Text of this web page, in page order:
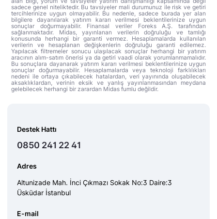
sadece genel niteliktedir. Bu tavsiyeler mali durumunuz ile risk ve getiri
tercihlerinize uygun olmayabilir. Bu nedenle, sadece burada yer alan
bilgilere dayanılarak yatırım kararı verilmesi beklentilerinize uygun
sonuçlar doğurmayabilir. Finansal veriler Foreks A.Ş. tarafından
sağlanmaktadır. Midas, yayınlanan verilerin doğruluğu ve tamlığı
konusunda herhangi bir garanti vermez. Hesaplamalarda kullanılan
verilerin ve hesaplanan değişkenlerin doğruluğu garanti edilemez.
Yapılacak filtremeler sonucu ulaşılacak sonuçlar herhangi bir yatırım
aracının alım-satım önerisi ya da getiri vaadi olarak yorumlanmamalıdır.
Bu sonuçlara dayanarak yatırım kararı verilmesi beklentilerinize uygun
sonuçlar doğurmayabilir. Hesaplamalarda veya teknoloji farklılıkları
nedeni ile ortaya çıkabilecek hatalardan, veri yayınında oluşabilecek
aksaklıklardan, verinin eksik ve yanlış yayınlanmasından meydana
gelebilecek herhangi bir zarardan Midas fumlu değildir.
Destek Hattı
0850 241 22 41
Adres
Altunizade Mah. İnci Çıkmazı Sokak No:3 Daire:3
Üsküdar İstanbul
E-mail